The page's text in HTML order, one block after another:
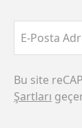
E-Posta
Bu site
Şartları